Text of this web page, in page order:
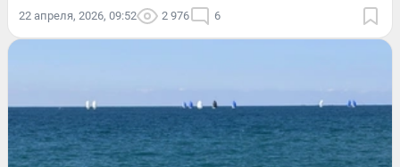
22 апреля, 2026, 09:52 2 976 6